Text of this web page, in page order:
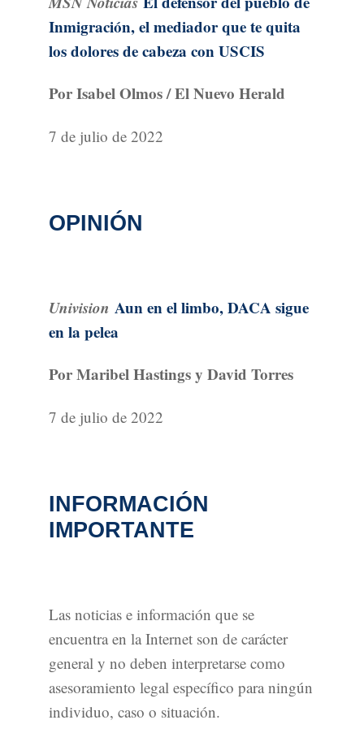
Inmigración, el mediador que te quita
los dolores de cabeza con USCIS
Por Isabel Olmos / El Nuevo Herald
7 de julio de 2022
OPINIÓN
Univision Aun en el limbo, DACA sigue
en la pelea
Por Maribel Hastings y David Torres
7 de julio de 2022
INFORMACIÓN
IMPORTANTE
Las noticias e información que se
encuentra en la Internet son de carácter
general y no deben interpretarse como
asesoramiento legal específico para ningún
individuo, caso o situación.